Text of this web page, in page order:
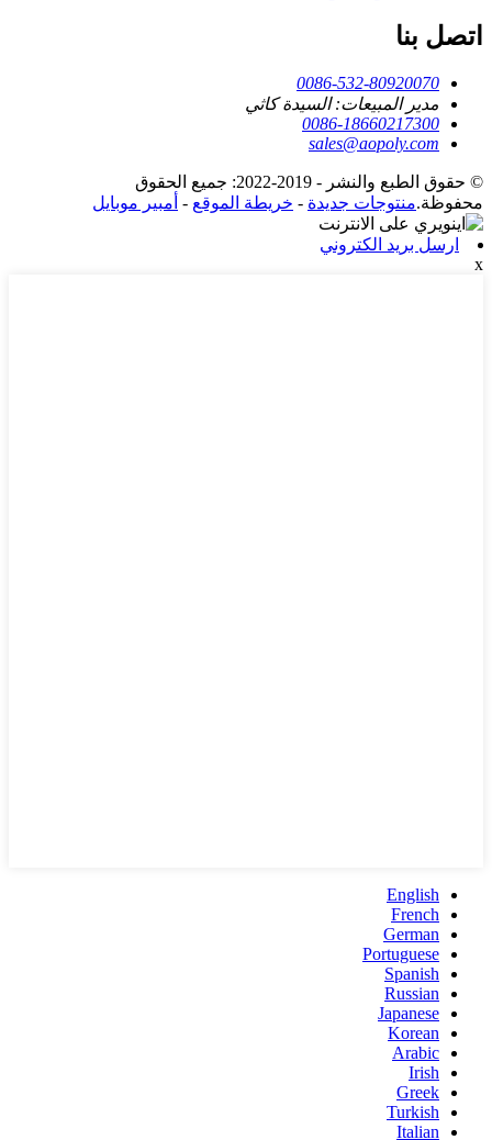
اتصل بنا
0086-532-80920070
مدير المبيعات: السيدة كاثي
0086-18660217300
sales@aopoly.com
© حقوق الطبع والنشر - 2019-2022: جميع الحقوق
محفوظة.منتوجات جديدة - خريطة الموقع - أمبير موبايل
ارسل بريد الكتروني
x
English
French
German
Portuguese
Spanish
Russian
Japanese
Korean
Arabic
Irish
Greek
Turkish
Italian